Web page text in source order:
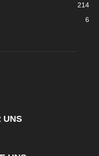
214
6
UNS